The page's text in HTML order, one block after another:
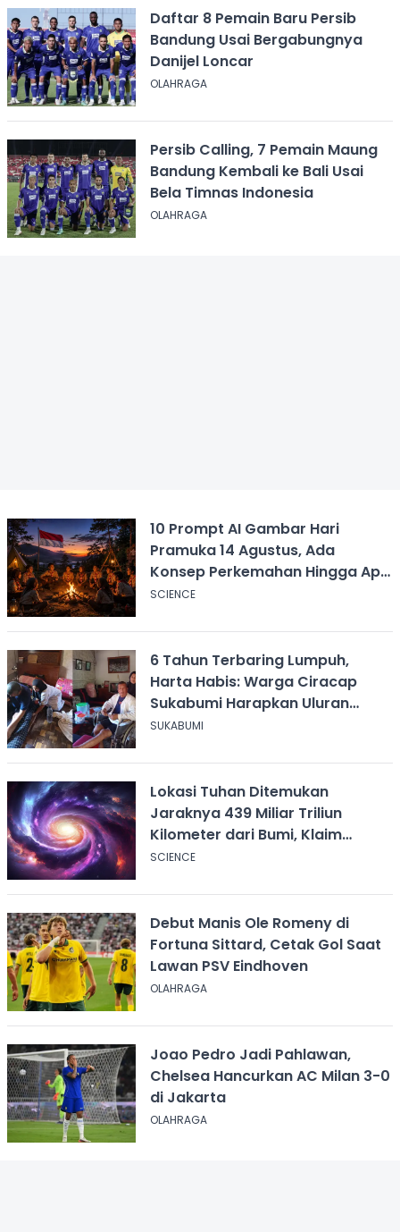
Daftar 8 Pemain Baru Persib
Bandung Usai Bergabungnya
Danijel Loncar
OLAHRAGA
Persib Calling, 7 Pemain Maung
Bandung Kembali ke Bali Usai
Bela Timnas Indonesia
OLAHRAGA
10 Prompt AI Gambar Hari
Pramuka 14 Agustus, Ada
Konsep Perkemahan Hingga Api
Unggun
SCIENCE
6 Tahun Terbaring Lumpuh,
Harta Habis: Warga Ciracap
Sukabumi Harapkan Uluran
Tangan KDM
SUKABUMI
Lokasi Tuhan Ditemukan
Jaraknya 439 Miliar Triliun
Kilometer dari Bumi, Klaim
Ilmuwan Harvard
SCIENCE
Debut Manis Ole Romeny di
Fortuna Sittard, Cetak Gol Saat
Lawan PSV Eindhoven
OLAHRAGA
Joao Pedro Jadi Pahlawan,
Chelsea Hancurkan AC Milan 3-0
di Jakarta
OLAHRAGA